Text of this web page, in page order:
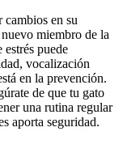
cambios en su
miembro de la
puede
vocalización
en la prevención.
de que tu gato
una rutina regular
aporta seguridad.